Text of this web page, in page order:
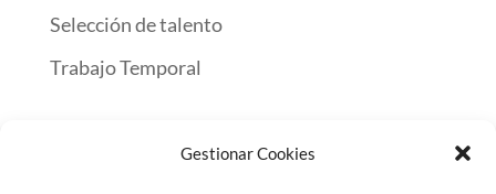
Gestionar Cookies
Selección de talento
Trabajo Temporal